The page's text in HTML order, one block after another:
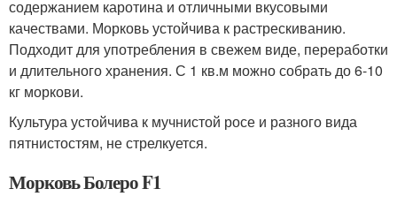
содержанием каротина и отличными вкусовыми
качествами. Морковь устойчива к растрескиванию.
Подходит для употребления в свежем виде, переработки
и длительного хранения. С 1 кв.м можно собрать до 6-10
кг моркови.
Культура устойчива к мучнистой росе и разного вида
пятнистостям, не стрелкуется.
Морковь Болеро F1